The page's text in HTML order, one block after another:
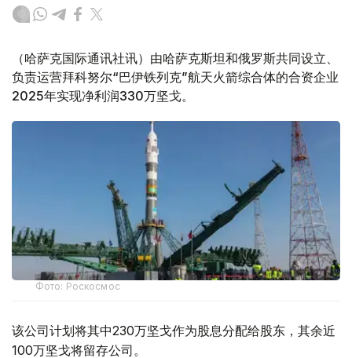
（哈萨克国际通讯社讯）由哈萨克斯坦和俄罗斯共同设立、
负责运营拜科努尔“巴伊铁列克”航天火箭综合体的合资企业
2025年实现净利润330万坚戈。
Фото: Роскосмос
该公司计划将其中230万坚戈作为股息分配给股东，其余近
100万坚戈将留存公司。